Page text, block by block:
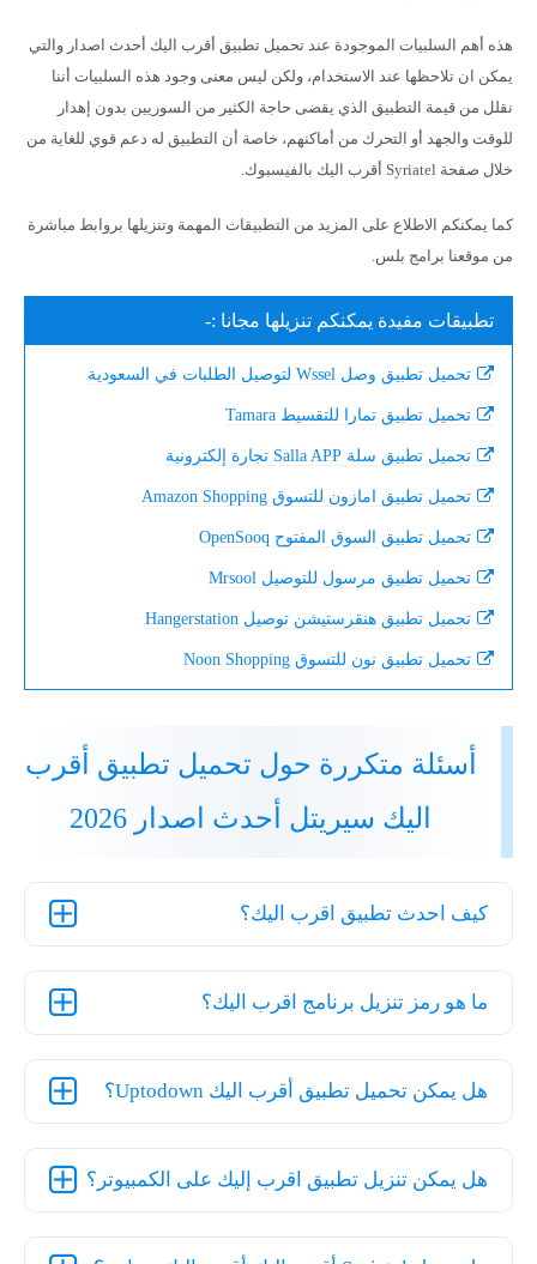
هذه أهم السلبيات الموجودة عند تحميل تطبيق أقرب اليك أحدث اصدار والتي
يمكن ان تلاحظها عند الاستخدام، ولكن ليس معنى وجود هذه السلبيات أننا
نقلل من قيمة التطبيق الذي يقضى حاجة الكثير من السوريين بدون إهدار
للوقت والجهد أو التحرك من أماكنهم، خاصة أن التطبيق له دعم قوي للغاية من
خلال صفحة Syriatel أقرب اليك بالفيسبوك.
كما يمكنكم الاطلاع على المزيد من التطبيقات المهمة وتنزيلها بروابط مباشرة
من موقعنا برامج بلس.
تطبيقات مفيدة يمكنكم تنزيلها مجانا :-
تحميل تطبيق وصل Wssel لتوصيل الطلبات في السعودية
تحميل تطبيق تمارا للتقسيط Tamara
تحميل تطبيق سلة Salla APP تجارة إلكترونية
تحميل تطبيق امازون للتسوق Amazon Shopping
تحميل تطبيق السوق المفتوح OpenSooq
تحميل تطبيق مرسول للتوصيل Mrsool
تحميل تطبيق هنقرستيشن توصيل Hangerstation
تحميل تطبيق نون للتسوق Noon Shopping
أسئلة متكررة حول تحميل تطبيق أقرب
اليك سيريتل أحدث اصدار 2026
كيف احدث تطبيق اقرب اليك؟
ما هو رمز تنزيل برنامج اقرب اليك؟
هل يمكن تحميل تطبيق أقرب اليك Uptodown؟
هل يمكن تنزيل تطبيق اقرب إليك على الكمبيوتر؟